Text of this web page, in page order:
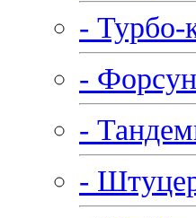
- Турбо-
-
-
-